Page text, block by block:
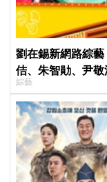
劉在錫新網路綜
佶、朱智勛、尹
綜藝